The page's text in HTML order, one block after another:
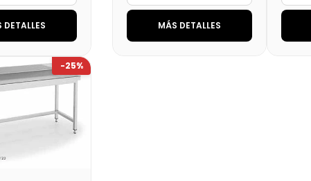
Cargando…
Cargando…
(+21%)
DETALLES Marca
Cargando…
MÁS DETALLES
-25%